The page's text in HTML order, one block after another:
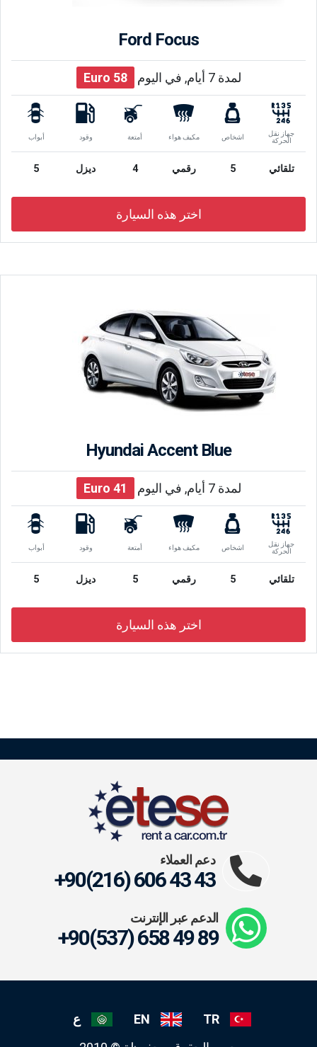
Ford Focus
لمدة 7 أيام, في اليوم 58
Euro
جهاز نقل
الحركة
اشخاص مكيف هواء أمتعة وقود أبواب
تلقائي 5 رقمي 4 ديزل 5
اختر هذه السيارة
Hyundai Accent Blue
لمدة 7 أيام, في اليوم 41
Euro
جهاز نقل
الحركة
اشخاص مكيف هواء أمتعة وقود أبواب
تلقائي 5 رقمي 5 ديزل 5
اختر هذه السيارة
دعم العملاء
+90(216) 606 43 43
الدعم عبر الإنترنت
+90(537) 658 49 89
TR
EN
ع